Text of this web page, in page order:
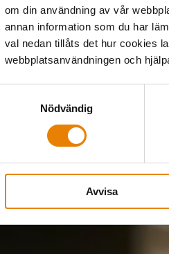
om din användning av vår
annan information som du har
val nedan tillåts det hur cookies
webbplatsanvändningen och
Nödvändig
Avvisa